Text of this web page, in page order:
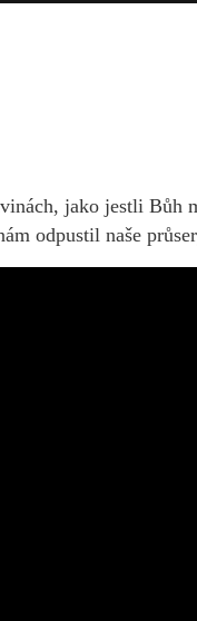
jako jestli
odpustil naše